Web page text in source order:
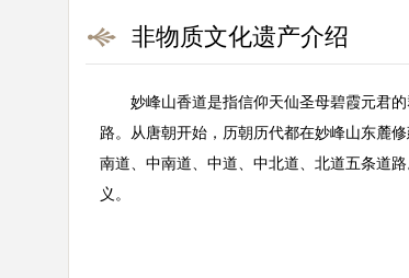
非物质文化遗产介绍
妙峰山香道是指信仰天仙圣母碧霞元君
路。从唐朝开始，历朝历代都在妙峰山东麓
南道、中南道、中道、中北道、北道五条道
义。